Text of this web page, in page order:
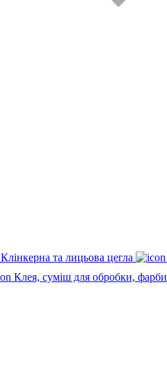
Клінкерна та лицьова цегла
Клея, суміш для обробки, фарби